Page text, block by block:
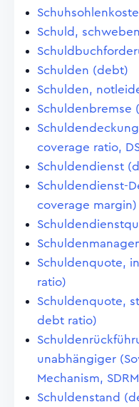
Schuld,
Schulden (debt)
Schulden,
Schuldenbremse
coverage ratio,
Schuldendienst
Schuldendienst-
coverage margin)
Schuldenquote,
ratio)
Schuldenquote,
debt ratio)
unabhängiger
Mechanism,
Schuldenstand